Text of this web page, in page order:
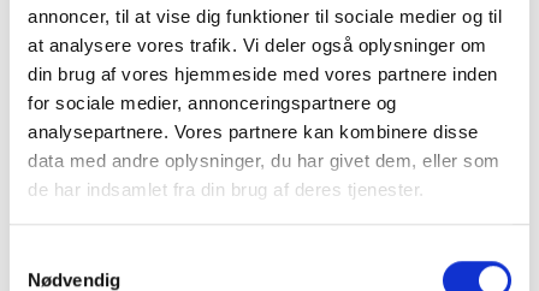
annoncer, til at vise dig funktioner til sociale medier og til
at analysere vores trafik. Vi deler også oplysninger om
din brug af vores hjemmeside med vores partnere inden
for sociale medier, annonceringspartnere og
analysepartnere. Vores partnere kan kombinere disse
data med andre oplysninger, du har givet dem, eller som
de har indsamlet fra din brug af deres tjenester.
Nødvendig